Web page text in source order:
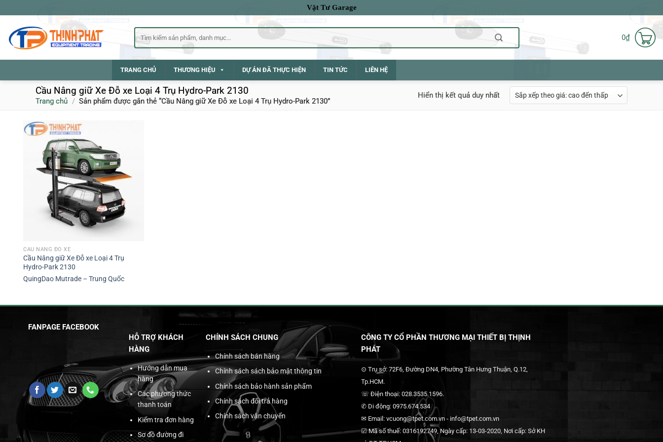
qua
dung
Vật Tư Garage
Tìm
kiếm:
0₫
TRANG CHỦ THƯƠNG HIỆU DỰ ÁN ĐÃ THỰC HIỆN TIN TỨC LIÊN HỆ
Cầu Nâng giữ Xe Đỗ xe Loại 4 Trụ Hydro-Park 2130
Trang chủ / Sản phẩm được gắn thẻ “Cầu Nâng giữ Xe Đỗ xe Loại 4 Trụ Hydro-Park 2130”
Hiển thị kết quả duy nhất
CẦU NÂNG ĐỖ XE
Cầu Nâng giữ Xe Đỗ xe Loại 4 Trụ
Hydro-Park 2130
QuingDao Mutrade – Trung Quốc
FANPAGE FACEBOOK
HỖ TRỢ KHÁCH
HÀNG
Hướng dẫn mua
hàng
Các phương thức
thanh toán
Kiểm tra đơn hàng
Sơ đồ đường đi
CHÍNH SÁCH CHUNG
Chính sách bán hàng
Chính sách sách bảo mật thông tin
Chính sách bảo hành sản phẩm
Chính sách đổi trả hàng
Chính sách vận chuyển
CÔNG TY CỔ PHẦN THƯƠNG MẠI THIẾT BỊ THỊNH
PHÁT
⊙ Trụ sở: 72F6, Đường DN4, Phường Tân Hưng Thuận, Q.12,
Tp.HCM.
☏ Điện thoại: 028.3535.1596.
✆ Di động: 0975.674.534
✉ Email: vcuong@tpet.com.vn - info@tpet.com.vn
☑ Mã số thuế: 0316192749, Ngày cấp: 13-03-2020, Nơi cấp: Sở KH